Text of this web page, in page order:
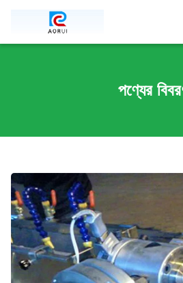
পণ্যের